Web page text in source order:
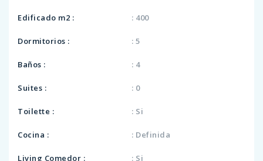
Edificado m2 : : 400
Dormitorios : : 5
Baños : : 4
Suites : : 0
Toilette : : Si
Cocina : : Definida
Living Comedor : : Si